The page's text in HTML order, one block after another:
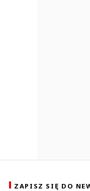
ZAPISZ SIĘ DO